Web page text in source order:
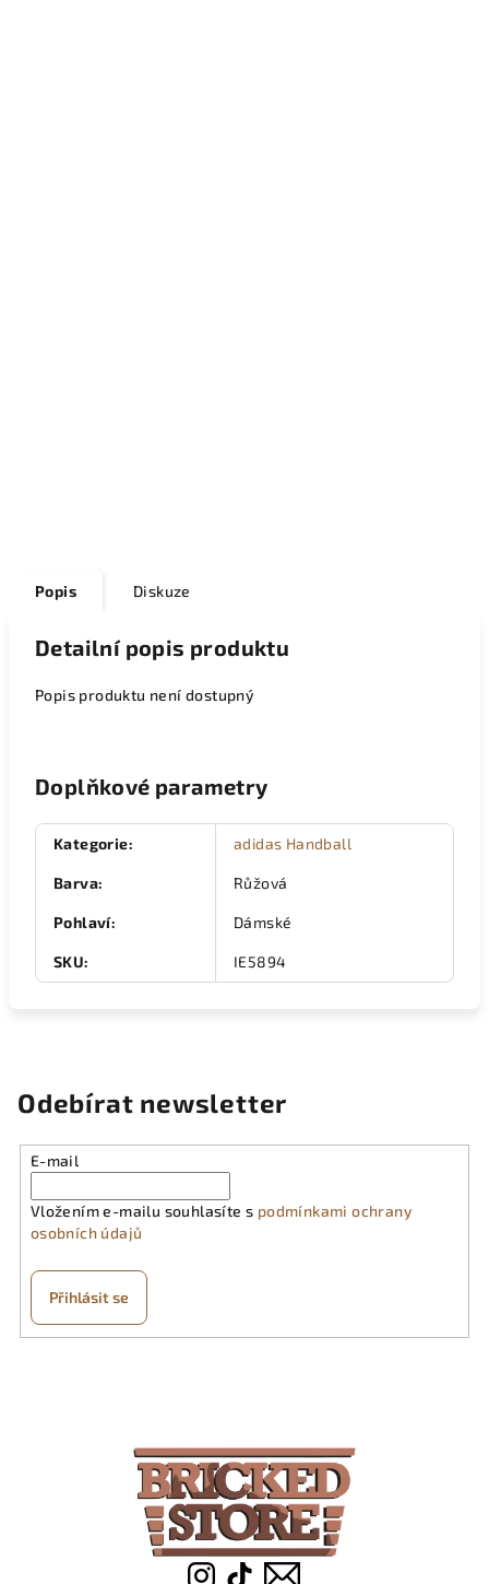
Popis Diskuze
Detailní popis produktu
Popis produktu není dostupný
Doplňkové parametry
Kategorie: adidas Handball
Barva: Růžová
Pohlaví: Dámské
SKU: IE5894
Odebírat newsletter
E-mail
Vložením e-mailu souhlasíte s podmínkami ochrany
osobních údajů
Přihlásit se